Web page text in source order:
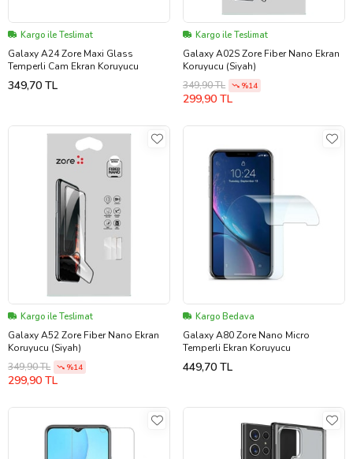
Kargo ile Teslimat
Galaxy A24 Zore Maxi Glass
Temperli Cam Ekran Koruyucu
349,70 TL
Kargo ile Teslimat
Galaxy A02S Zore Fiber Nano Ekran
Koruyucu (Siyah)
349,90 TL
%14
299,90 TL
Kargo ile Teslimat
Galaxy A52 Zore Fiber Nano Ekran
Koruyucu (Siyah)
349,90 TL
%14
299,90 TL
Kargo Bedava
Galaxy A80 Zore Nano Micro
Temperli Ekran Koruyucu
449,70 TL